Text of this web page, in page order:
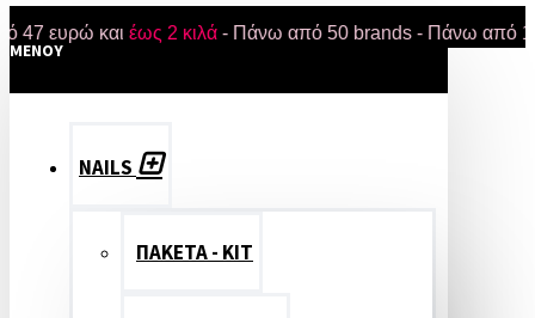
καιέως 2 κιλά- Πάνω από 50 brands - Πάνω από 18.000
MENOY
NAILS
ΠΑΚΕΤΑ - ΚΙΤ